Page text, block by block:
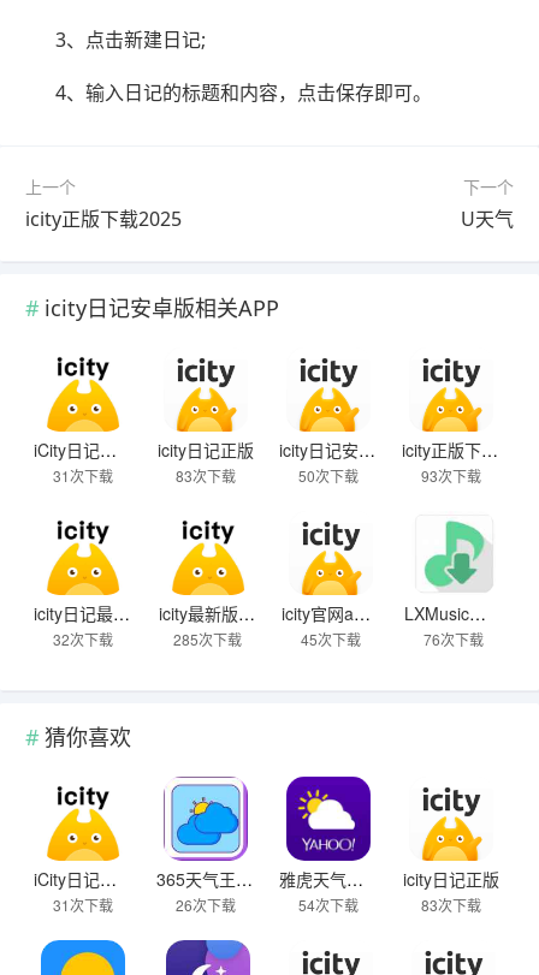
3、点击新建日记;
4、输入日记的标题和内容，点击保存即可。
上一个
icity正版下载2025
下一个
U天气
icity日记安卓版相关APP
iCity日记安卓正版
31次下载
icity日记正版
83次下载
icity日记安卓版
50次下载
icity正版下载2025
93次下载
icity日记最新版
32次下载
icity最新版2025
285次下载
icity官网app下载免费版
45次下载
LXMusic音源版
76次下载
猜你喜欢
iCity日记安卓正版
31次下载
365天气王手机版
26次下载
雅虎天气安卓版
54次下载
icity日记正版
83次下载